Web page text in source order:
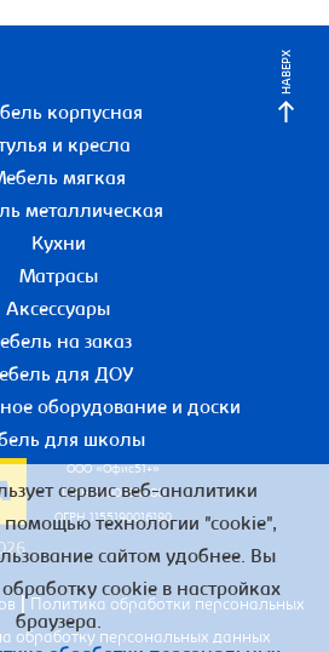
НАВЕРХ
корпусная
и кресла
мягкая
металлическая
Кухни
Матрасы
Аксессуары
на заказ
для ДОУ
оборудование и доски
для школы
ООО «Офис51+»
ИНН 5190055780
ОГРН 1155190016190
| Политика обработки персональных
обработку персональных данных
сервис веб-аналитики
технологии "cookie",
сайтом удобнее. Вы
cookie в настройках
браузера.